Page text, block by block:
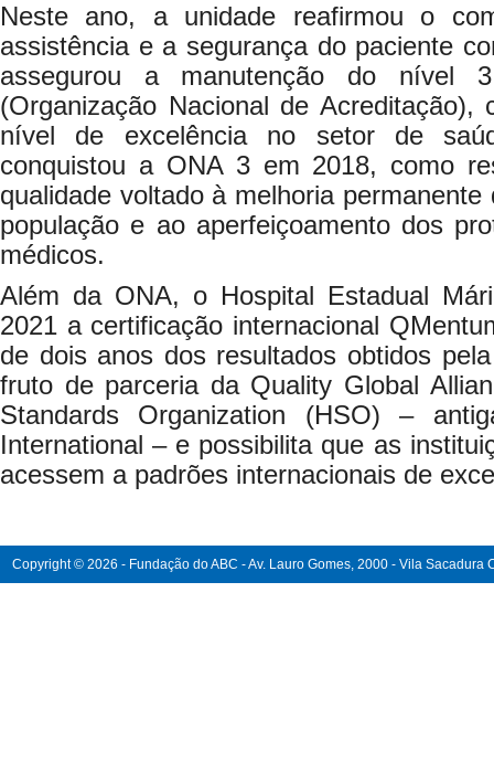
Neste ano, a unidade reafirmou o
assistência e a segurança do paciente
assegurou a manutenção do nível
(Organização Nacional de Acreditação),
nível de excelência no setor de
conquistou a ONA 3 em 2018, como
qualidade voltado à melhoria
população e ao aperfeiçoamento dos
médicos.
Além da ONA, o Hospital Estadual
2021 a certificação internacional
de dois anos dos resultados obtidos
fruto de parceria da Quality Global
Standards Organization (HSO) –
International – e possibilita que as
acessem a padrões internacionais de
Copyright © 2026 - Fundação do ABC - Av. Lauro Gomes, 2000 - Vila